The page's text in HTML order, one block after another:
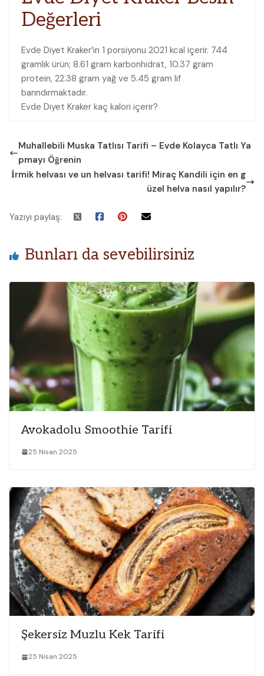
Değerleri
Evde Diyet Kraker’in 1 porsiyonu 2021 kcal içerir. 744
gramlık ürün; 8.61 gram karbonhidrat, 10.37 gram
protein, 22.38 gram yağ ve 5.45 gram lif
barındırmaktadır.
Evde Diyet Kraker kaç kalori içerir?
Muhallebili Muska Tatlısı Tarifi – Evde Kolayca Tatlı Ya
pmayı Öğrenin
İrmik helvası ve un helvası tarifi! Miraç Kandili için en g
üzel helva nasıl yapılır?
Yazıyı paylaş:
Bunları da sevebilirsiniz
Avokadolu Smoothie Tarifi
25 Nisan 2025
Şekersiz Muzlu Kek Tarifi
25 Nisan 2025